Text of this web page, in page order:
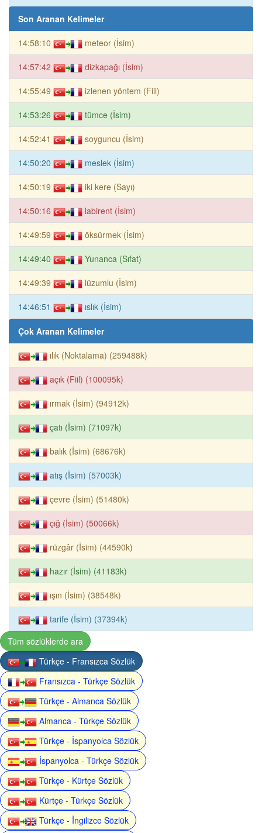
Son Aranan Kelimeler
14:58:10 meteor (İsim)
14:57:42 dizkapağı (İsim)
14:55:49 izlenen yöntem (Fiil)
14:53:26 tümce (İsim)
14:52:41 soyguncu (İsim)
14:50:20 meslek (İsim)
14:50:19 iki kere (Sayı)
14:50:16 labirent (İsim)
14:49:59 öksürmek (İsim)
14:49:40 Yunanca (Sıfat)
14:49:39 lüzumlu (İsim)
14:46:51 ıslık (İsim)
Çok Aranan Kelimeler
ılık (Noktalama) (259488k)
açık (Fiil) (100095k)
ırmak (İsim) (94912k)
çatı (İsim) (71097k)
balık (İsim) (68676k)
atış (İsim) (57003k)
çevre (İsim) (51480k)
çığ (İsim) (50066k)
rüzgâr (İsim) (44590k)
hazır (İsim) (41183k)
ışın (İsim) (38548k)
tarife (İsim) (37394k)
Tüm sözlüklerde ara
Türkçe - Fransızca Sözlük
Fransızca - Türkçe Sözlük
Türkçe - Almanca Sözlük
Almanca - Türkçe Sözlük
Türkçe - İspanyolca Sözlük
İspanyolca - Türkçe Sözlük
Türkçe - Kürtçe Sözlük
Kürtçe - Türkçe Sözlük
Türkçe - İngilizce Sözlük